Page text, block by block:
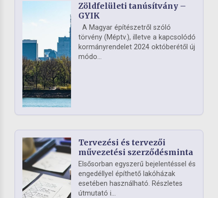
Zöldfelületi tanúsítvány –
GYIK
A Magyar építészetről szóló
törvény (Méptv.), illetve a kapcsolódó
kormányrendelet 2024 októberétől új
módo...
Tervezési és tervezői
művezetési szerződésminta
Elsősorban egyszerű bejelentéssel és
engedéllyel építhető lakóházak
esetében használható. Részletes
útmutató i...